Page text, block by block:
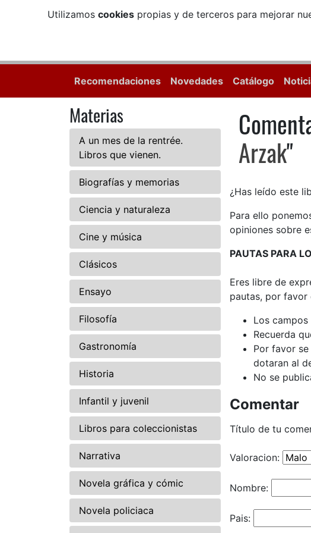
Utilizamos cookiespropias y de terceros para mejorar
Recomendaciones Novedades Catálogo
Materias
A un mes de la rentrée.
Libros que vienen.
Biografías y memorias
Ciencia y naturaleza
Cine y música
Clásicos
Ensayo
Filosofía
Gastronomía
Historia
Infantil y juvenil
Libros para coleccionistas
Narrativa
Novela gráfica y cómic
Novela policiaca
Arzak"
¿Has leído este
Para ello
opiniones sobre
PAUTAS PARA
Eres libre de
pautas, por favor
Los
Recuerda
Por favor
dotaran al
No se
Comentar
Título de tu
Valoracion:
Nombre:
Pais: